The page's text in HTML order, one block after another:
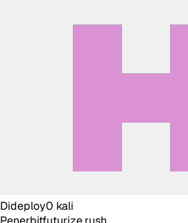
Dideploy0 kali